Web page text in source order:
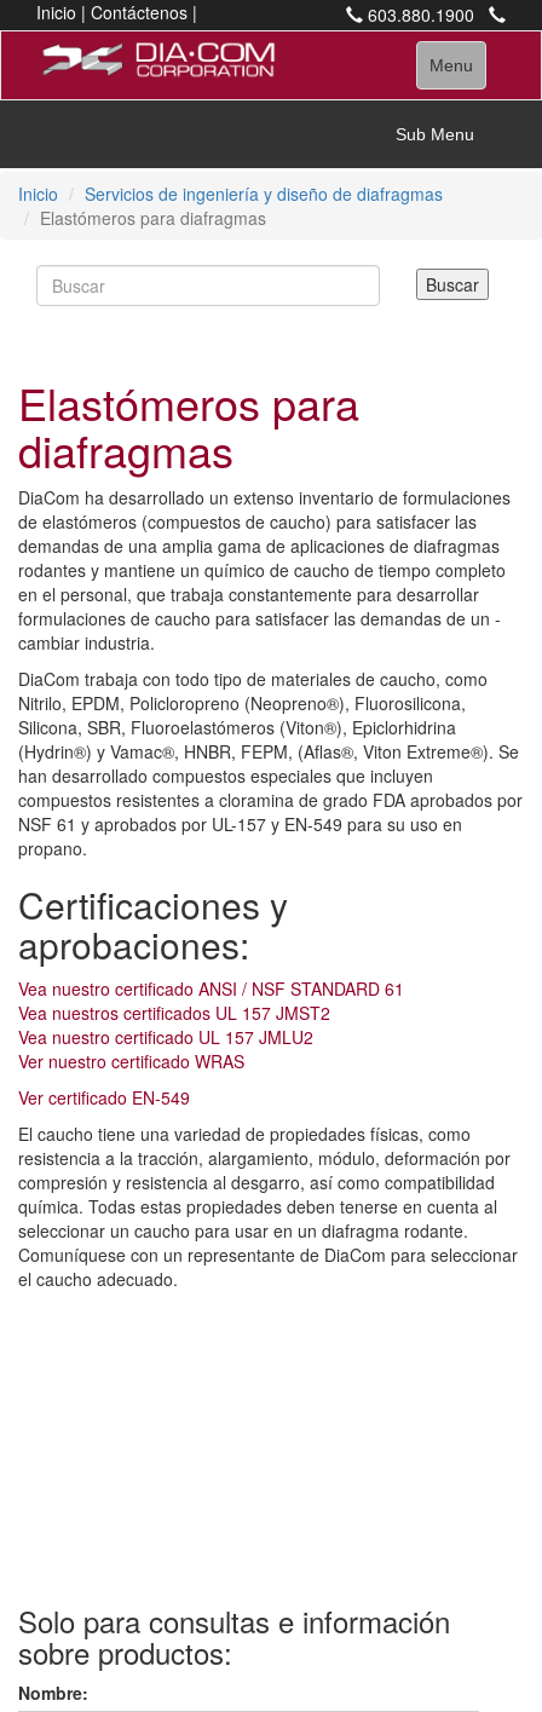
Inicio | Contáctenos |
Consulta|Glosario|
Términos y condiciones
para proveedores
603.880.1900
Número gratuito (solo EE.
UU.) Teléfono
800.632.5681
Toggle
navigation
Menu
Toggle
Sub Menu
Inicio
Servicios de ingeniería y diseño de diafragmas
Elastómeros para diafragmas
Elastómeros para
diafragmas
DiaCom ha desarrollado un extenso inventario de formulaciones
de elastómeros (compuestos de caucho) para satisfacer las
demandas de una amplia gama de aplicaciones de diafragmas
rodantes y mantiene un químico de caucho de tiempo completo
en el personal, que trabaja constantemente para desarrollar
formulaciones de caucho para satisfacer las demandas de un -
cambiar industria.
DiaCom trabaja con todo tipo de materiales de caucho, como
Nitrilo, EPDM, Policloropreno (Neopreno®), Fluorosilicona,
Silicona, SBR, Fluoroelastómeros (Viton®), Epiclorhidrina
(Hydrin®) y Vamac®, HNBR, FEPM, (Aflas®, Viton Extreme®). Se
han desarrollado compuestos especiales que incluyen
compuestos resistentes a cloramina de grado FDA aprobados por
NSF 61 y aprobados por UL-157 y EN-549 para su uso en
propano.
Certificaciones y
aprobaciones:
Vea nuestro certificado ANSI / NSF STANDARD 61
Vea nuestros certificados UL 157 JMST2
Vea nuestro certificado UL 157 JMLU2
Ver nuestro certificado WRAS
Ver certificado EN-549
El caucho tiene una variedad de propiedades físicas, como
resistencia a la tracción, alargamiento, módulo, deformación por
compresión y resistencia al desgarro, así como compatibilidad
química. Todas estas propiedades deben tenerse en cuenta al
seleccionar un caucho para usar en un diafragma rodante.
Comuníquese con un representante de DiaCom para seleccionar
el caucho adecuado.
Solo para consultas e información
sobre productos:
Nombre: